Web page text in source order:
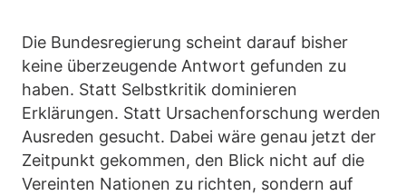
Die Bundesregierung scheint darauf bisher
keine überzeugende Antwort gefunden zu
haben. Statt Selbstkritik dominieren
Erklärungen. Statt Ursachenforschung werden
Ausreden gesucht. Dabei wäre genau jetzt der
Zeitpunkt gekommen, den Blick nicht auf die
Vereinten Nationen zu richten, sondern auf